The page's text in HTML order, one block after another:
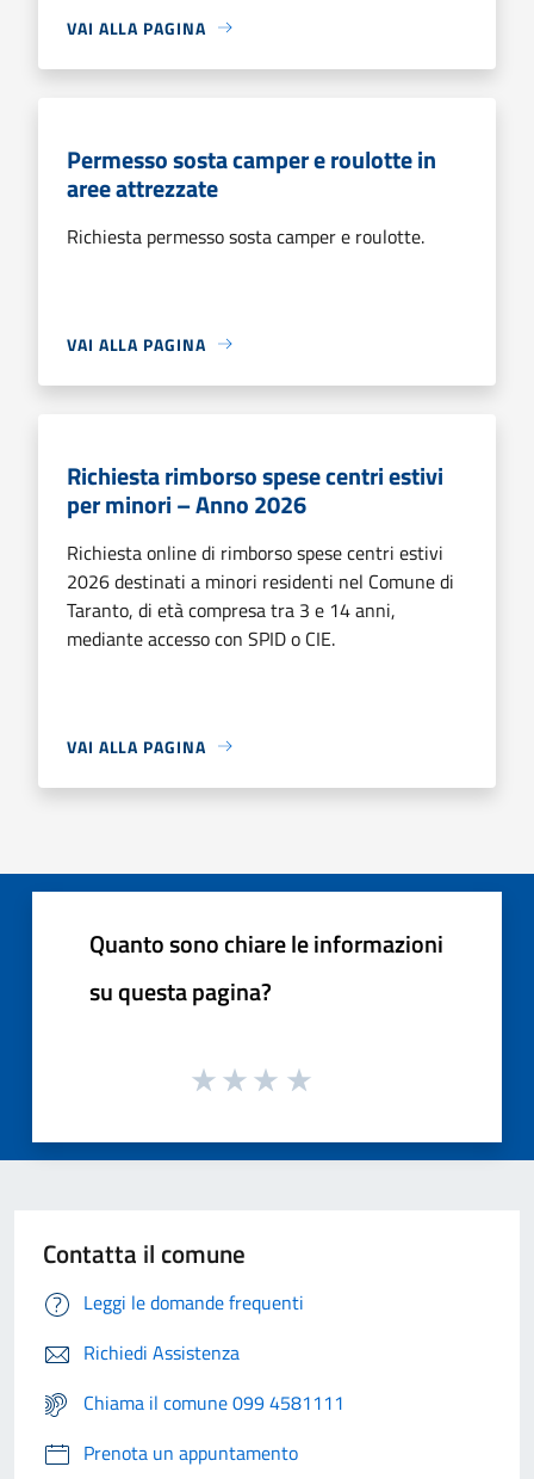
VAI ALLA PAGINA
Permesso sosta camper e roulotte in
aree attrezzate
Richiesta permesso sosta camper e roulotte.
VAI ALLA PAGINA
Richiesta rimborso spese centri estivi
per minori – Anno 2026
Richiesta online di rimborso spese centri estivi
2026 destinati a minori residenti nel Comune di
Taranto, di età compresa tra 3 e 14 anni,
mediante accesso con SPID o CIE.
VAI ALLA PAGINA
Quanto sono chiare le informazioni
su questa pagina?
Contatta il comune
Leggi le domande frequenti
Richiedi Assistenza
Chiama il comune 099 4581111
Prenota un appuntamento